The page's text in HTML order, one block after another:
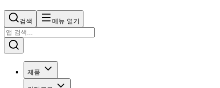
검색 메뉴 열기
제품